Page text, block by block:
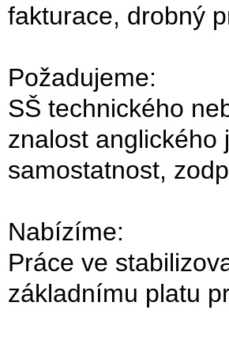
fakturace, drobný
Požadujeme:
SŠ technického
znalost anglického
samostatnost,
Nabízíme:
Práce ve
základnímu platu